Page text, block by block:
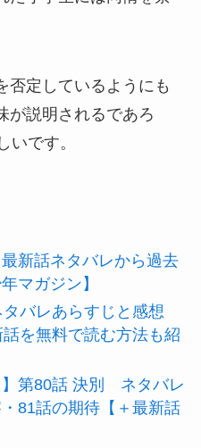
否定しているようにも
が説明されるであろ
いです。
新話ネタバレから過去
マガジン】
タバレあらすじと感想
を無料で読む方法も紹
】第80話 決別 ネタバレ
81話の期待【＋最新話